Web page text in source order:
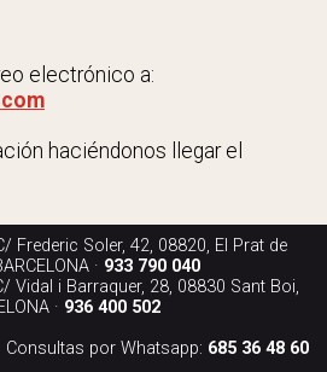
electrónico a:
haciéndonos llegar el
Frederic Soler, 42, 08820, El Prat de
· 933 790 040
Vidal i Barraquer, 28, 08830 Sant Boi,
· 936 400 502
Consultas por Whatsapp: 685 36 48 60